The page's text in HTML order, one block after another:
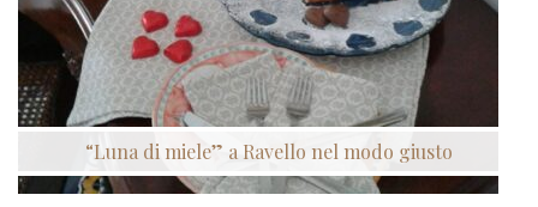
“Luna di miele” a Ravello nel modo giusto